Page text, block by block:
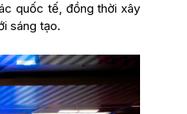
quốc tế, đồng thời xây
sáng tạo.